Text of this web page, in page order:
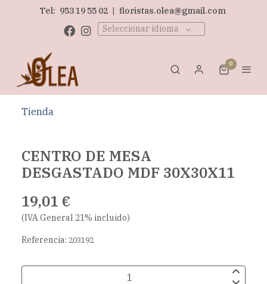
Tel: 953 19 55 02 | floristas.olea@gmail.com
Seleccionar idioma
0
Tienda
CENTRO DE MESA
DESGASTADO MDF 30X30X11
19,01 €
(IVA General 21% incluido)
Referencia: 203192